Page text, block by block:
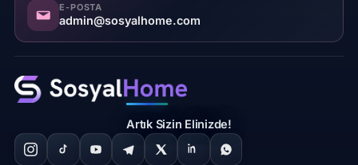
E-POSTA
admin@sosyalhome.com
Artık Sizin Elinizde!